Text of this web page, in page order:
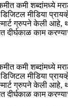
कमी शब्दांमध्ये
डिजिटल मीडिया
ग्रुपने केली आहे,
दीर्घकाळ काम
कमी शब्दांमध्ये
डिजिटल मीडिया
ग्रुपने केली आहे,
दीर्घकाळ काम